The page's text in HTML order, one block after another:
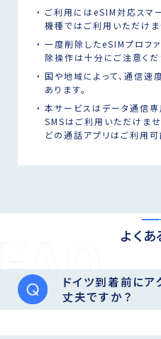
ご利用にはeSIM対応スマ
機種ではご利用いただけま
一度削除したeSIMプロフ
除操作は十分にご注意くだ
国や地域によって、通信
あります。
本サービスはデータ通信
SMSはご利用いただけま
どの通話アプリはご利用可
よく
ドイツ到着前にア
丈夫ですか？